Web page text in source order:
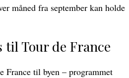
måned fra september kan holde
Tour de France
France til byen – programmet